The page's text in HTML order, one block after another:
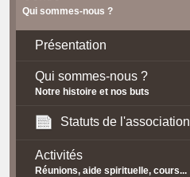
Qui sommes-nous ?
Présentation
Qui sommes-nous ?
Notre histoire et nos buts
Statuts de l'association
Activités
Réunions, aide spirituelle, cours...